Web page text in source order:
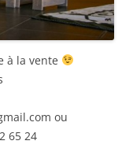
à la vente
ou
65 24